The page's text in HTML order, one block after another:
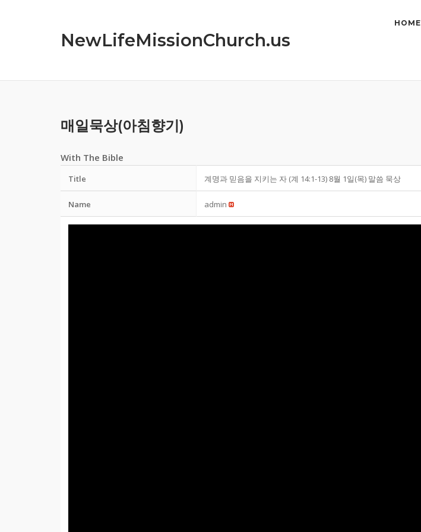
NewLifeMissionChurch.us
HOME
매일묵상(아침향기)
With The Bible
Title 계명과 믿음을 지키는 자 (계 14:1-13) 8월 1일(목) 말씀 묵상
Name admin